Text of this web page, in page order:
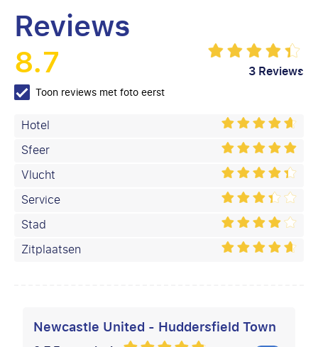
Reviews
8.7 3 Reviews
Toon reviews met foto eerst
Hotel
Sfeer
Vlucht
Service
Stad
Zitplaatsen
Newcastle United - Huddersfield Town